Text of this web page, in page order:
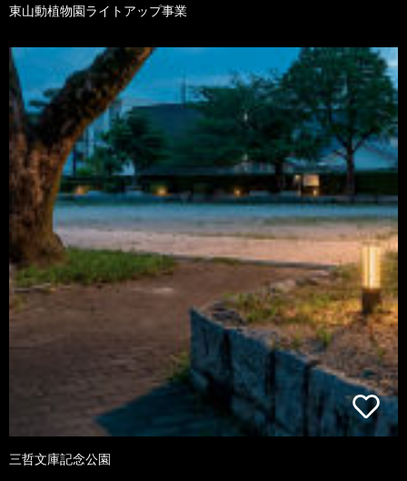
東山動植物園ライトアップ事業
三哲文庫記念公園